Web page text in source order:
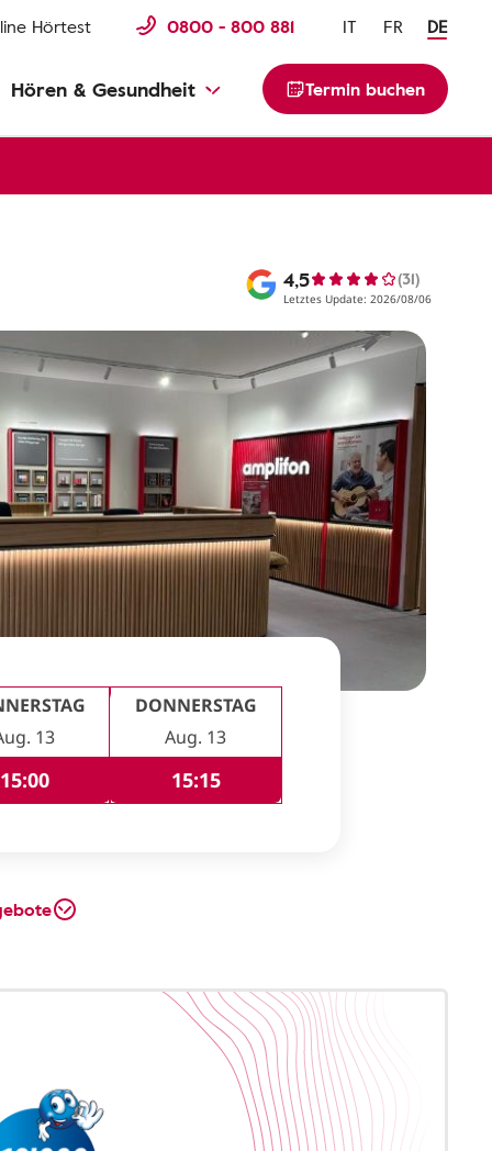
Hörtest 0800 - 800 881 IT FR DE
Hören & Gesundheit Termin buchen
4,5 (31)
Letztes Update: 2026/08/06
13
15:00
DONNERSTAG
Aug. 13
15:15